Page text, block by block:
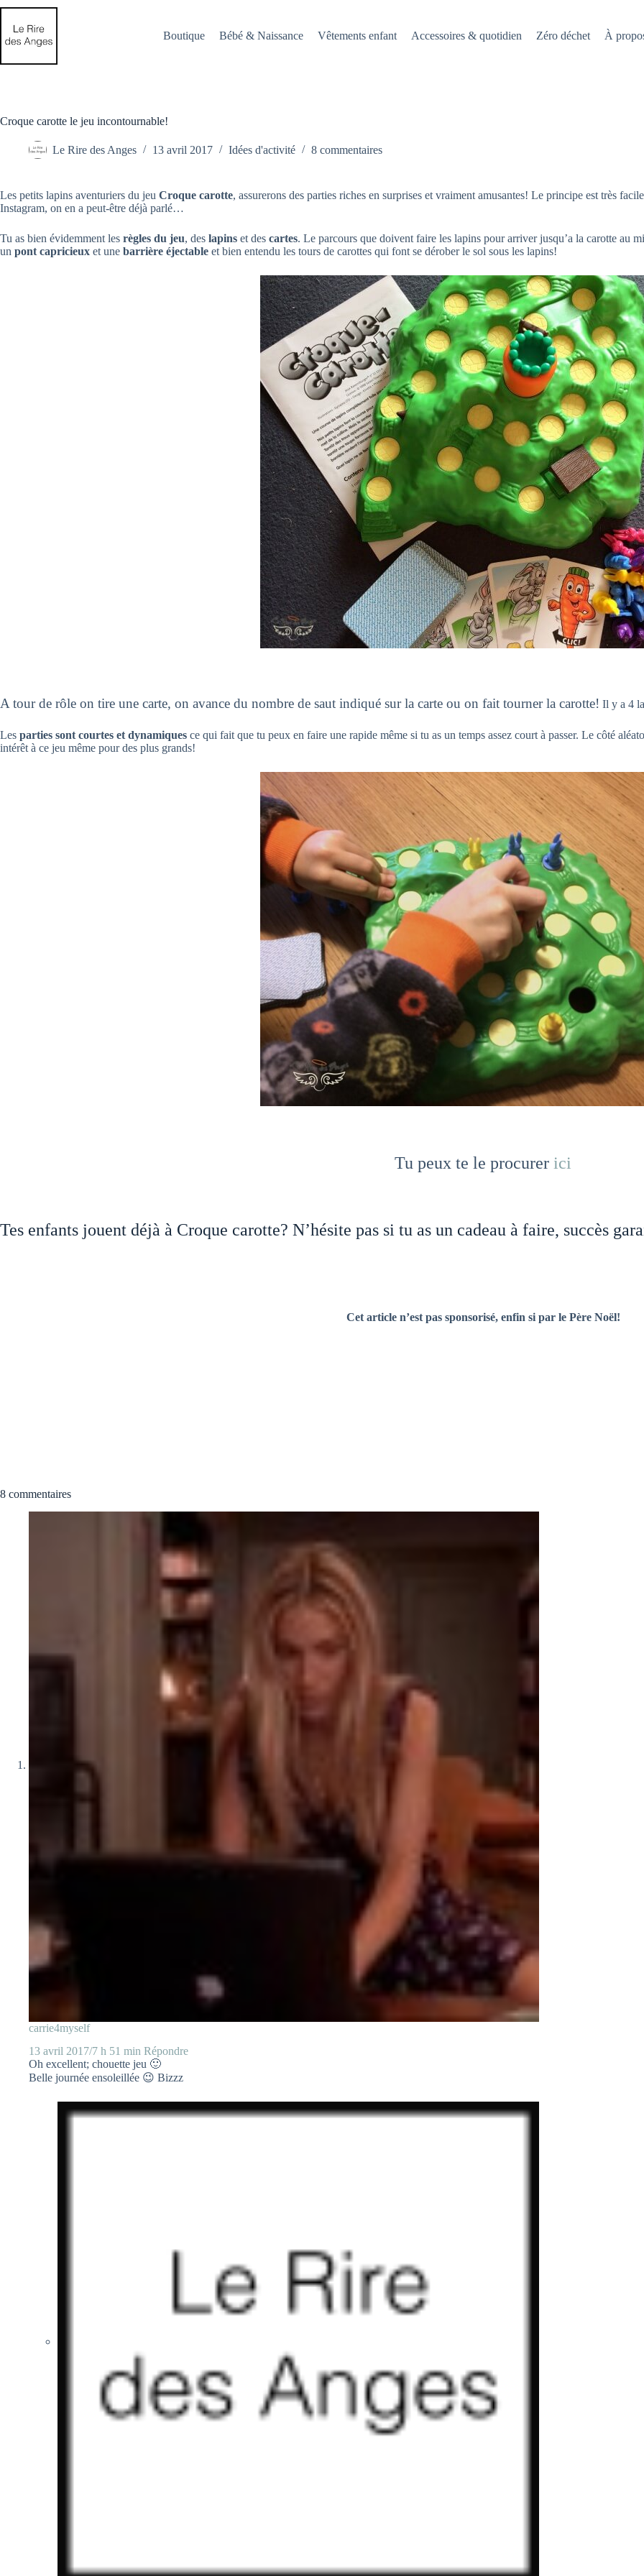
Passer
contenu
Boutique Bébé & Naissance Vêtements enfant Accessoires & quotidien Zéro déchet À
Croque carotte le jeu incontournable!
Le Rire des Anges 13 avril 2017 Idées d'activité 8 commentaires
Les petits lapins aventuriers du jeu Croque carotte, assurerons des parties riches en surprises et vraiment amusantes! Le principe est très
Instagram, on en a peut-être déjà parlé…
Tu as bien évidemment les règles du jeu, des lapins et des cartes. Le parcours que doivent faire les lapins pour arriver jusqu’a la carotte au
un pont capricieux et une barrière éjectable et bien entendu les tours de carottes qui font se dérober le sol sous les lapins!
A tour de rôle on tire une carte, on avance du nombre de saut indiqué sur la carte ou on fait tourner la carotte! Il y a 4
Les parties sont courtes et dynamiques ce qui fait que tu peux en faire une rapide même si tu as un temps assez court à passer. Le côté
intérêt à ce jeu même pour des plus grands!
Tu peux te le procurer ici
Tes enfants jouent déjà à Croque carotte? N’hésite pas si tu as un cadeau à faire, succès
Cet article n’est pas sponsorisé, enfin si par le Père Noël!
8 commentaires
carrie4myself
13 avril 2017/7 h 51 min Répondre
Oh excellent; chouette jeu 🙂
Belle journée ensoleillée 😉 Bizzz